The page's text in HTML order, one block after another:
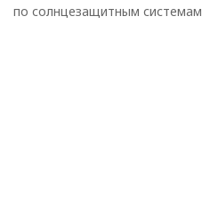
по солнцезащитным системам